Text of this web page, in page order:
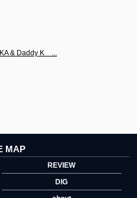
& Daddy K　...
MAP
REVIEW
DIG